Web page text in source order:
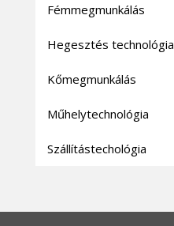
Fémmegmunkálás
Hegesztés technológia
Kőmegmunkálás
Műhelytechnológia
Szállítástechológia